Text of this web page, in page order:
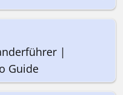
|
Guide